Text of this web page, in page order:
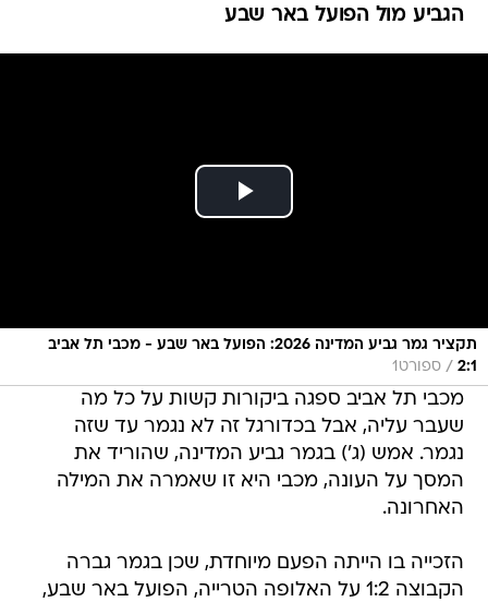
הגביע מול הפועל באר שבע
תקציר גמר גביע המדינה 2026: הפועל באר שבע - מכבי תל אביב
2:1
/ ספורט1
מכבי תל אביב ספגה ביקורות קשות על כל מה
שעבר עליה, אבל בכדורגל זה לא נגמר עד שזה
נגמר. אמש (ג') בגמר גביע המדינה, שהוריד את
המסך על העונה, מכבי היא זו שאמרה את המילה
האחרונה.
הזכייה בו הייתה הפעם מיוחדת, שכן בגמר גברה
הקבוצה 1:2 על האלופה הטרייה, הפועל באר שבע,